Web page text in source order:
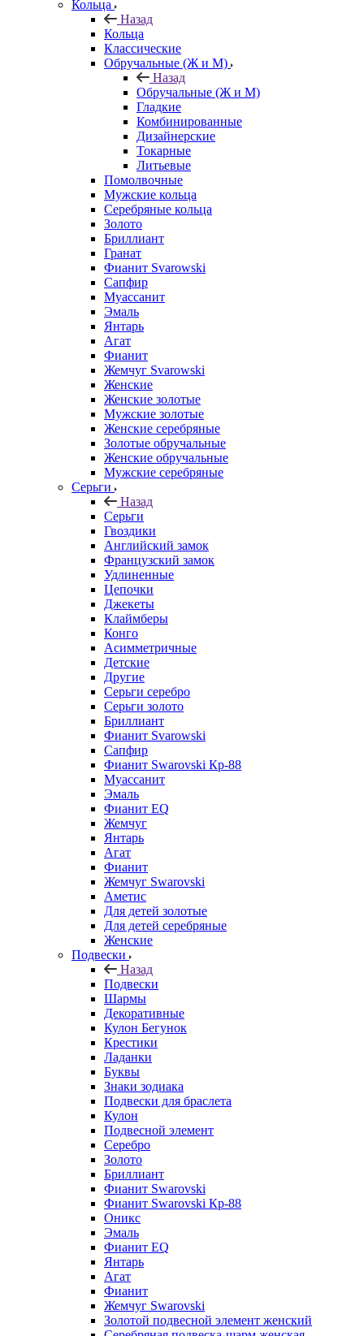
Кольца
Назад
Кольца
Классические
Обручальные (Ж и М)
Назад
Обручальные (Ж и М)
Гладкие
Комбинированные
Дизайнерские
Токарные
Литьевые
Помолвочные
Мужские кольца
Серебряные кольца
Золото
Бриллиант
Гранат
Фианит Svarowski
Сапфир
Муассанит
Эмаль
Янтарь
Агат
Фианит
Жемчуг Svarowski
Женские
Женские золотые
Мужские золотые
Женские серебряные
Золотые обручальные
Женские обручальные
Мужские серебряные
Серьги
Назад
Серьги
Гвоздики
Английский замок
Французский замок
Удлиненные
Цепочки
Джекеты
Клаймберы
Конго
Асимметричные
Детские
Другие
Серьги серебро
Серьги золото
Бриллиант
Фианит Svarowski
Сапфир
Фианит Swarovski Кр-88
Муассанит
Эмаль
Фианит EQ
Жемчуг
Янтарь
Агат
Фианит
Жемчуг Swarovski
Аметис
Для детей золотые
Для детей серебряные
Женские
Подвески
Назад
Подвески
Шармы
Декоративные
Кулон Бегунок
Крестики
Ладанки
Буквы
Знаки зодиака
Подвески для браслета
Кулон
Подвесной элемент
Серебро
Золото
Бриллиант
Фианит Swarovski
Фианит Swarovski Кр-88
Оникс
Эмаль
Фианит EQ
Янтарь
Агат
Фианит
Жемчуг Swarovski
Золотой подвесной элемент женcкий